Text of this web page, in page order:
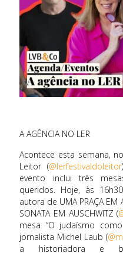
A AGÊNCIA NO LER
Acontece esta semana,
Leitor (@lerfestivaldoleitor
evento inclui três
queridos. Hoje, às
autora de UMA PRAÇA EM
SONATA EM AUSCHWITZ (
mesa “O judaísmo
jornalista Michel Laub (
a historiadora e